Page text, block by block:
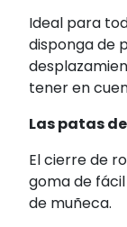
Ideal para
disponga de
tener en
Las patas
El cierre de
goma de
de muñeca.